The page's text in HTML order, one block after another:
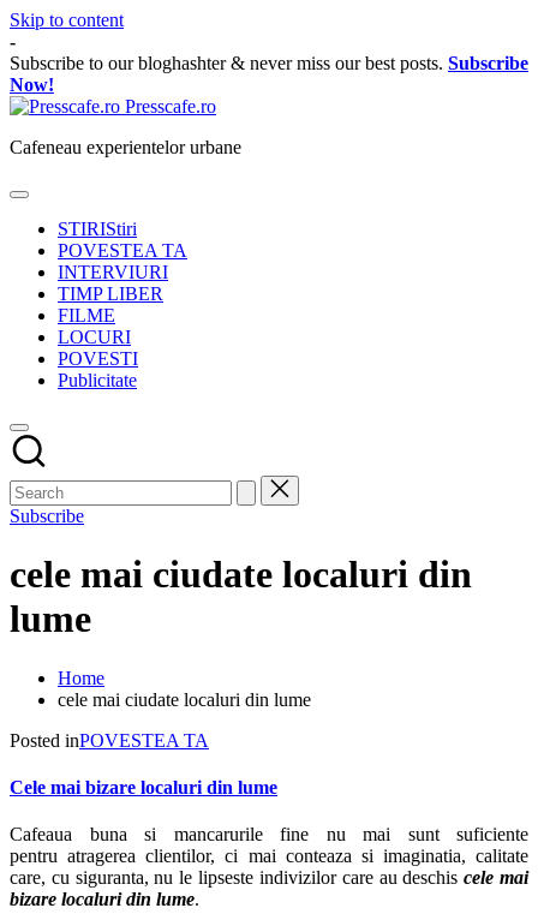
Skip to content
-
Subscribe to our bloghashter & never miss our best posts. Subscribe
Now!
Presscafe.ro
Cafeneau experientelor urbane
STIRIStiri
POVESTEA TA
INTERVIURI
TIMP LIBER
FILME
LOCURI
POVESTI
Publicitate
Subscribe
cele mai ciudate localuri din
lume
Home
cele mai ciudate localuri din lume
Posted inPOVESTEA TA
Cele mai bizare localuri din lume
Cafeaua buna si mancarurile fine nu mai sunt suficiente
pentru atragerea clientilor, ci mai conteaza si imaginatia, calitate
care, cu siguranta, nu le lipseste indivizilor care au deschiscele mai
bizare localuri din lume.